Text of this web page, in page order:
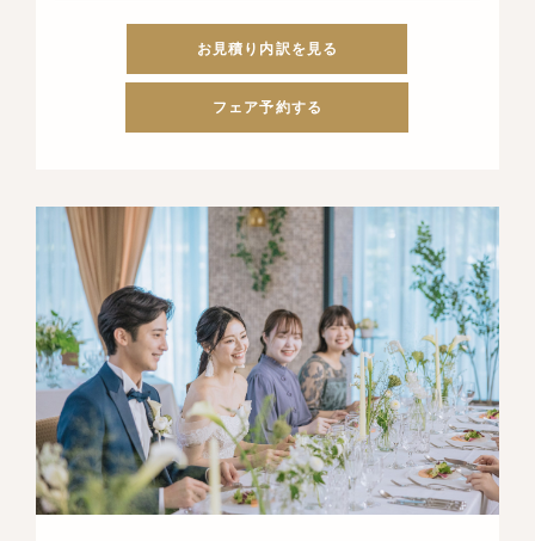
お見積り内訳を見る
フェア予約する